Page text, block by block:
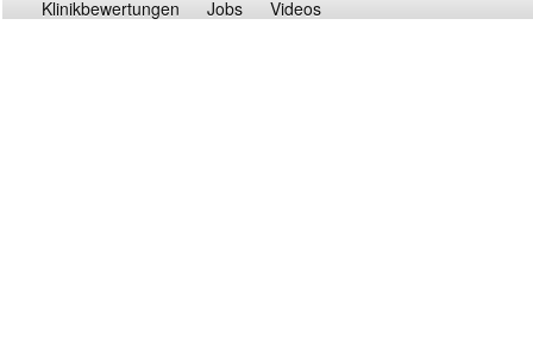
Klinikbewertungen Jobs Videos